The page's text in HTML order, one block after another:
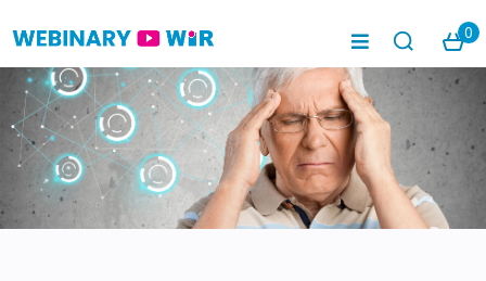
0